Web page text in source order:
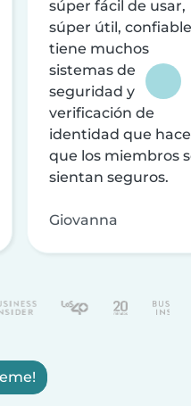
súper fácil de usar,
súper útil,
tiene muchos
sistemas de
seguridad y
verificación de
identidad que
que los miembros
sientan seguros.
Giovanna